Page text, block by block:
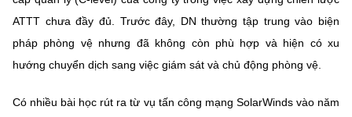
ATTT chưa đầy đủ. Trước đây, DN thường tập trung vào biện
pháp phòng vệ nhưng đã không còn phù hợp và hiện có xu
hướng chuyển dịch sang việc giám sát và chủ động phòng vệ.
Có nhiều bài học rút ra từ vụ tấn công mạng SolarWinds vào năm